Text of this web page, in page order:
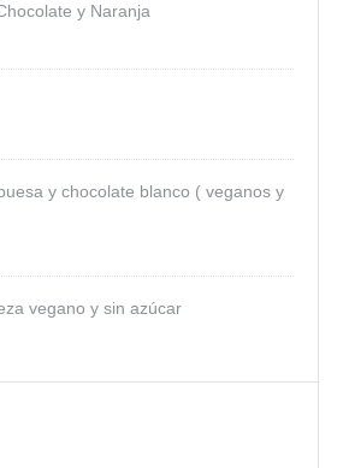
y Naranja
y chocolate blanco ( veganos y
vegano y sin azúcar